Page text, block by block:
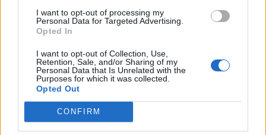
I want to opt-out of processing my
Personal Data for Targeted Advertising.
Opted In
I want to opt-out of Collection, Use,
Retention, Sale, and/or Sharing of my
Personal Data that Is Unrelated with the
Purposes for which it was collected.
Opted Out
CONFIRM
Στο Πανελλήνιον έκθεση
σύνδεσης του σήμερα της
Μυτιλήνης με το χθες
Εμπορικό Σύλλογο Μυτιλήνης
ΜΟΥΣΙΚΗ
Η γιορτή της τράτας ζωντάνεψε
ξανά στη Σκάλα Πολιχνίτου